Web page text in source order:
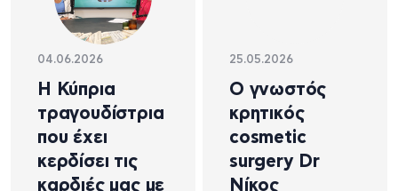
04.06.2026
Η Κύπρια
τραγουδίστρια
που έχει
κερδίσει τις
καρδιές μας με
25.05.2026
Ο γνωστός
κρητικός
cosmetic
surgery Dr
Νίκος